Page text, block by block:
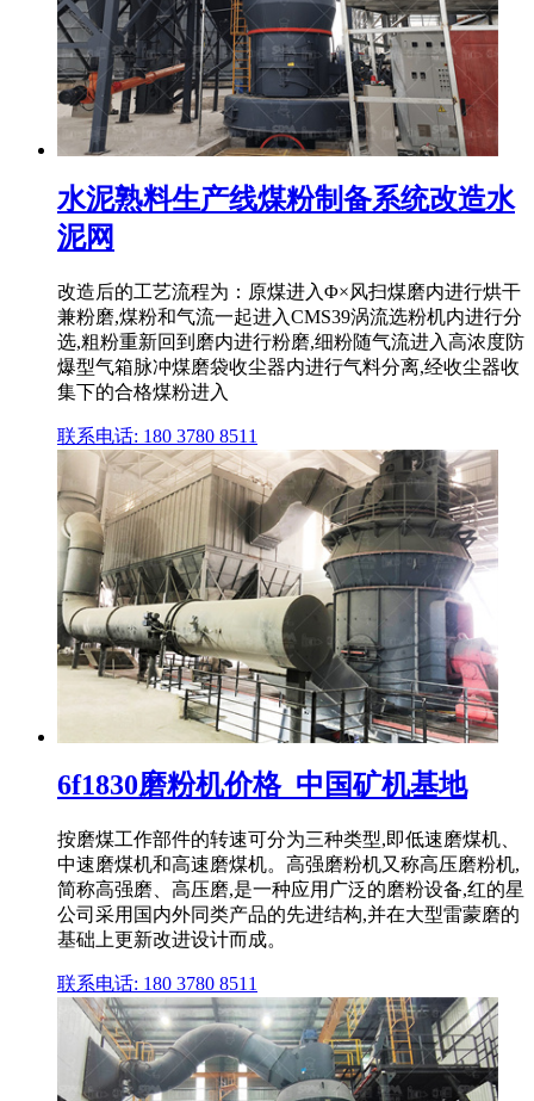
水泥熟料生产线煤粉制备系统改造水
泥网
改造后的工艺流程为：原煤进入Φ×风扫煤磨内进行烘干
兼粉磨,煤粉和气流一起进入CMS39涡流选粉机内进行分
选,粗粉重新回到磨内进行粉磨,细粉随气流进入高浓度防
爆型气箱脉冲煤磨袋收尘器内进行气料分离,经收尘器收
集下的合格煤粉进入
联系电话: 180 3780 8511
6f1830磨粉机价格_中国矿机基地
按磨煤工作部件的转速可分为三种类型,即低速磨煤机、
中速磨煤机和高速磨煤机。高强磨粉机又称高压磨粉机,
简称高强磨、高压磨,是一种应用广泛的磨粉设备,红的星
公司采用国内外同类产品的先进结构,并在大型雷蒙磨的
基础上更新改进设计而成。
联系电话: 180 3780 8511